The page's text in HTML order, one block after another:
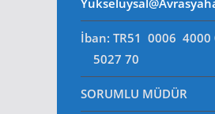
İban: TR51 0006 4000
5027 70
SORUMLU MÜDÜR